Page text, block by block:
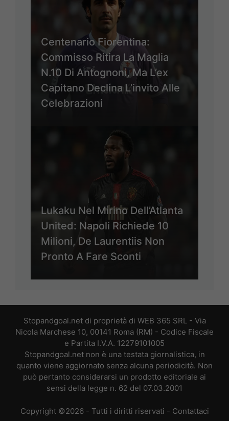
Centenario Fiorentina:
Commisso Ritira La Maglia
N.10 Di Antognoni, Ma L’ex
Capitano Declina L’invito Alle
Celebrazioni
Lukaku Nel Mirino Dell’Atlanta
United: Napoli Richiede 10
Milioni, De Laurentiis Non
Pronto A Fare Sconti
Stopandgoal.net di proprietà di WEB 365 SRL - Via
Nicola Marchese 10, 00141 Roma (RM) - Codice Fiscale
e Partita I.V.A. 12279101005
Stopandgoal.net non è una testata giornalistica, in
quanto viene aggiornato senza alcuna periodicità. Non
può pertanto considerarsi un prodotto editoriale ai
sensi della legge n. 62 del 07.03.2001
Copyright ©2026 - Tutti i diritti riservati - Contattaci